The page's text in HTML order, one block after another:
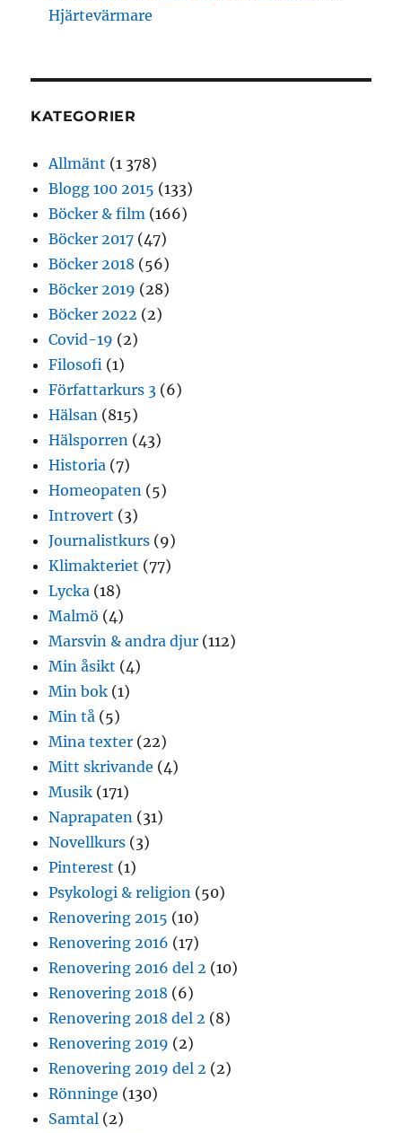
Hjärtevärmare
KATEGORIER
Allmänt (1 378)
Blogg 100 2015 (133)
Böcker & film (166)
Böcker 2017 (47)
Böcker 2018 (56)
Böcker 2019 (28)
Böcker 2022 (2)
Covid-19 (2)
Filosofi (1)
Författarkurs 3 (6)
Hälsan (815)
Hälsporren (43)
Historia (7)
Homeopaten (5)
Introvert (3)
Journalistkurs (9)
Klimakteriet (77)
Lycka (18)
Malmö (4)
Marsvin & andra djur (112)
Min åsikt (4)
Min bok (1)
Min tå (5)
Mina texter (22)
Mitt skrivande (4)
Musik (171)
Naprapaten (31)
Novellkurs (3)
Pinterest (1)
Psykologi & religion (50)
Renovering 2015 (10)
Renovering 2016 (17)
Renovering 2016 del 2 (10)
Renovering 2018 (6)
Renovering 2018 del 2 (8)
Renovering 2019 (2)
Renovering 2019 del 2 (2)
Rönninge (130)
Samtal (2)